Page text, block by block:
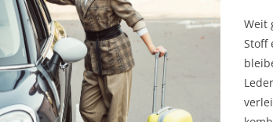
Weit
Stoff